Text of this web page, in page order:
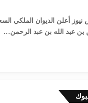
أعلن الديوان الملكي
بن عبد الله بن عبد الرحمن…